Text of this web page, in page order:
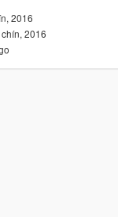
2016
2016